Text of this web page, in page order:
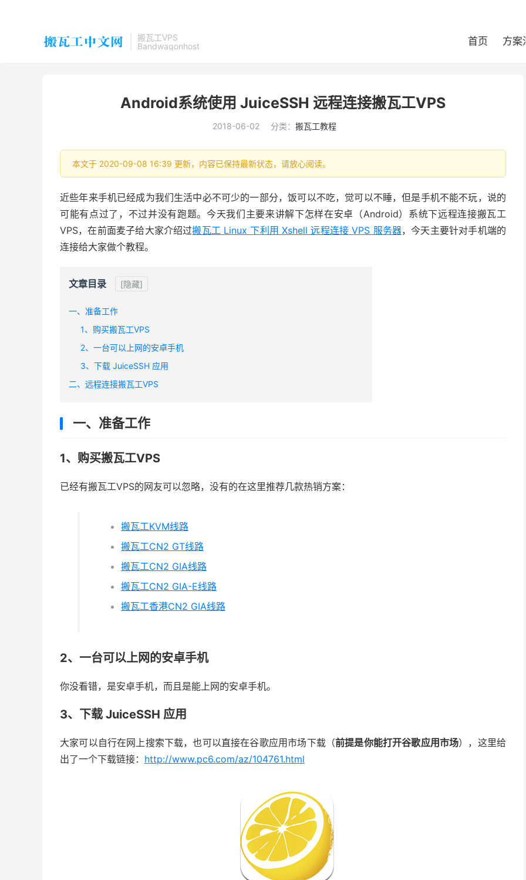
搬瓦工VPS
Bandwagonhost
首页 方案
Android系统使用 JuiceSSH 远程连接搬瓦工VPS
2018-06-02 分类： 搬瓦工教程
本文于 2020-09-08 16:39 更新，内容已保持最新状态，请放心阅读。
近些年来手机已经成为我们生活中必不可少的一部分，饭可以不吃，觉可以不睡，但是手机不能不玩，说的
可能有点过了，不过并没有跑题。今天我们主要来讲解下怎样在安卓（Android）系统下远程连接搬瓦工
VPS，在前面麦子给大家介绍过搬瓦工 Linux 下利用 Xshell 远程连接 VPS 服务器，今天主要针对手机端的
连接给大家做个教程。
文章目录 [隐藏]
一、准备工作
1、购买搬瓦工VPS
2、一台可以上网的安卓手机
3、下载 JuiceSSH 应用
二、远程连接搬瓦工VPS
一、准备工作
1、购买搬瓦工VPS
已经有搬瓦工VPS的网友可以忽略，没有的在这里推荐几款热销方案：
搬瓦工KVM线路
搬瓦工CN2 GT线路
搬瓦工CN2 GIA线路
搬瓦工CN2 GIA-E线路
搬瓦工香港CN2 GIA线路
2、一台可以上网的安卓手机
你没看错，是安卓手机，而且是能上网的安卓手机。
3、下载 JuiceSSH 应用
大家可以自行在网上搜索下载，也可以直接在谷歌应用市场下载（前提是你能打开谷歌应用市场），这里给
出了一个下载链接： http://www.pc6.com/az/104761.html